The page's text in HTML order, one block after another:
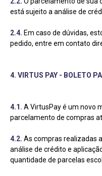
está sujeito a análise de
2.4. Em caso de dúvidas,
pedido, entre em contato
4. VIRTUS PAY - BOLETO
4.1. A VirtusPay é um novo
parcelamento de compras
4.2. As compras realizadas
análise de crédito e
quantidade de parcelas